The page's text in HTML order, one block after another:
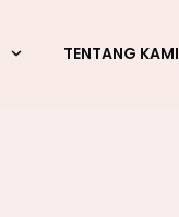
TENTANG KAMI